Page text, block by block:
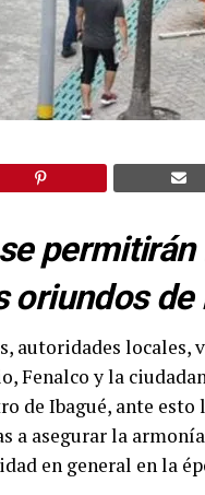
oriundos de
autoridades locales,
Fenalco y la
de Ibagué, ante esto
a asegurar la
en general en la